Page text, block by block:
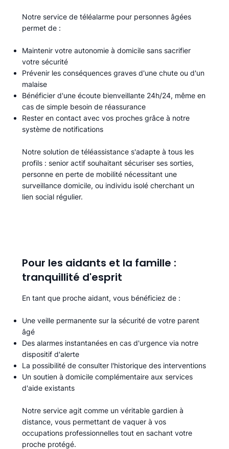
Notre service de téléalarme pour personnes âgées
permet de :​
Maintenir votre autonomie à domicile sans sacrifier
votre sécurité
Prévenir les conséquences graves d'une chute ou d'un
malaise
Bénéficier d'une écoute bienveillante 24h/24, même en
cas de simple besoin de réassurance
Rester en contact avec vos proches grâce à notre
système de notifications
Notre solution de téléassistance s'adapte à tous les
profils : senior actif souhaitant sécuriser ses sorties,
personne en perte de mobilité nécessitant une
surveillance domicile, ou individu isolé cherchant un
lien social régulier.
Pour les aidants et la famille :
tranquillité d'esprit
En tant que proche aidant, vous bénéficiez de :
Une veille permanente sur la sécurité de votre parent
âgé
Des alarmes instantanées en cas d'urgence via notre
dispositif d'alerte
La possibilité de consulter l'historique des interventions
Un soutien à domicile complémentaire aux services
d'aide existants
Notre service agit comme un véritable gardien à
distance, vous permettant de vaquer à vos
occupations professionnelles tout en sachant votre
proche protégé.